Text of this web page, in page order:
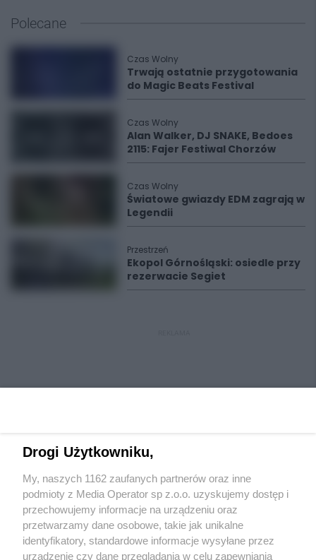
Polecane
Czas Wolny
Trwają ostatnie przygotowania
do Magic Beats Festival
Czas Wolny
Alan Walker, DJ SNAKE, Bedoes
2115: Fajer Festiwal Chorzów
Czas Wolny
Światowe gwiazdy EDM zagrają w
Legendii
Przestrzeń
Ekopol Górnośląski: osiedle przy
rezerwacie Segiet
Wydawca mediówlokalnych
Drogi Użytkowniku,
My, naszych 1162 zaufanych partnerów oraz inne
podmioty z Media Operator sp z.o.o. uzyskujemy dostęp i
przechowujemy informacje na urządzeniu oraz
przetwarzamy dane osobowe, takie jak unikalne
identyfikatory, standardowe informacje wysyłane przez
urządzenie czy dane przeglądania w celu zapewniania